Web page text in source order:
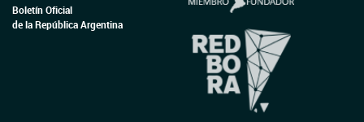
Boletín Oficial
de la República Argentina